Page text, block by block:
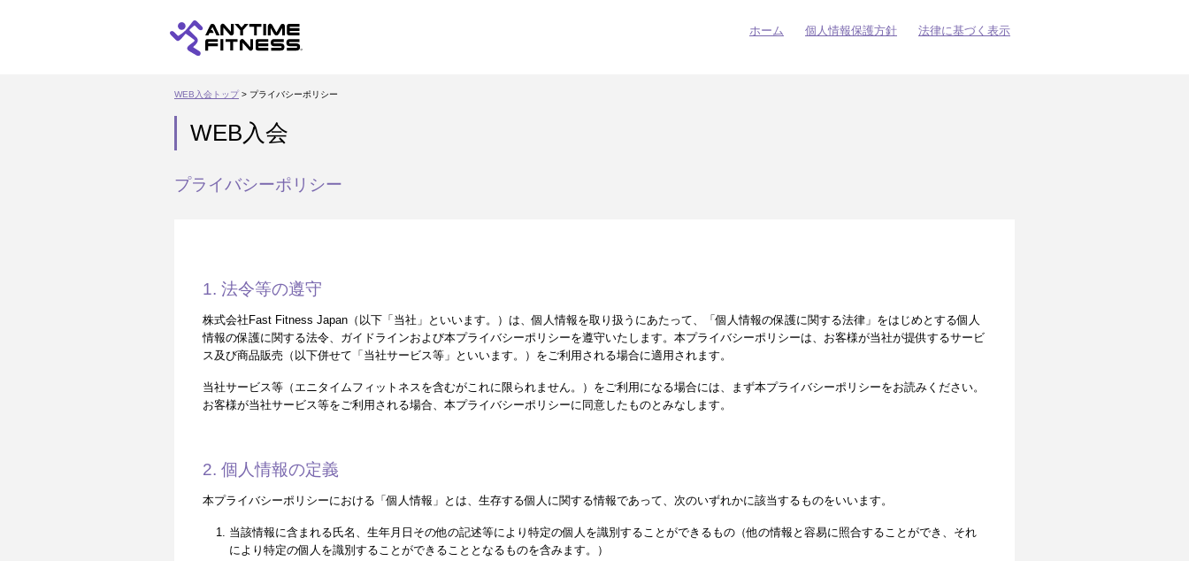
ホーム 個人情報保護方針 法律に基づく表示
WEB入会トップ> プライバシーポリシー
WEB入会
プライバシーポリシー
1. 法令等の遵守
株式会社Fast Fitness Japan（以下「当社」といいます。）は、個人情報を取り扱うにあたって、「個人情報の保護に関する法律」をはじめとする個人
情報の保護に関する法令、ガイドラインおよび本プライバシーポリシーを遵守いたします。本プライバシーポリシーは、お客様が当社が提供するサービ
ス及び商品販売（以下併せて「当社サービス等」といいます。）をご利用される場合に適用されます。
当社サービス等（エニタイムフィットネスを含むがこれに限られません。）をご利用になる場合には、まず本プライバシーポリシーをお読みください。
お客様が当社サービス等をご利用される場合、本プライバシーポリシーに同意したものとみなします。
2. 個人情報の定義
本プライバシーポリシーにおける「個人情報」とは、生存する個人に関する情報であって、次のいずれかに該当するものをいいます。
当該情報に含まれる氏名、生年月日その他の記述等により特定の個人を識別することができるもの（他の情報と容易に照合することができ、それ
により特定の個人を識別することができることとなるものを含みます。）